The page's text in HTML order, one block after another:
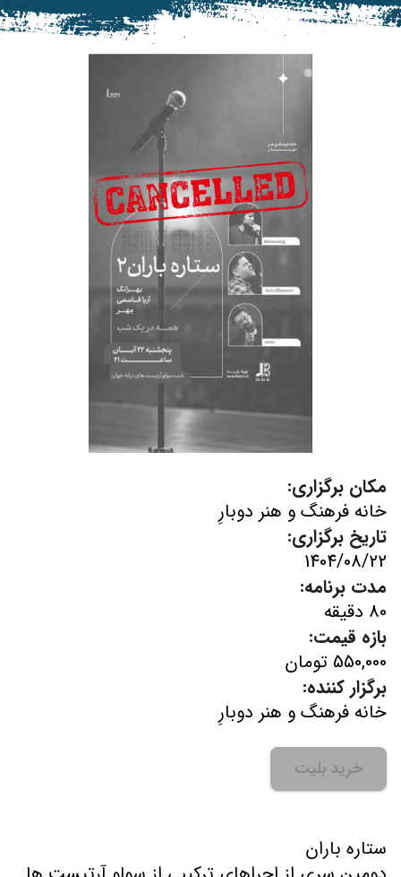
مکان برگزاری:
خانه فرهنگ و هنر دوبارِ
تاریخ برگزاری:
1404/08/22
مدت برنامه:
80 دقیقه
بازه قیمت:
550,000 تومان
برگزار کننده:
خانه فرهنگ و هنر دوبارِ
خرید بلیت